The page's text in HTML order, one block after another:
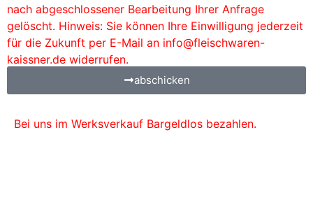
nach abgeschlossener Bearbeitung Ihrer Anfrage
gelöscht. Hinweis: Sie können Ihre Einwilligung jederzeit
für die Zukunft per E-Mail an info@fleischwaren-
kaissner.de widerrufen.
abschicken
Bei uns im Werksverkauf Bargeldlos bezahlen.